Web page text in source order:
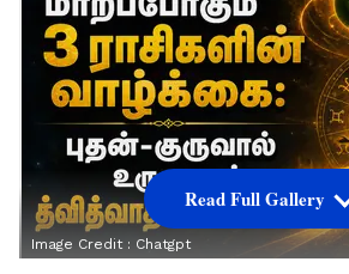
Image Credit : Chatgpt
Read Full Gallery